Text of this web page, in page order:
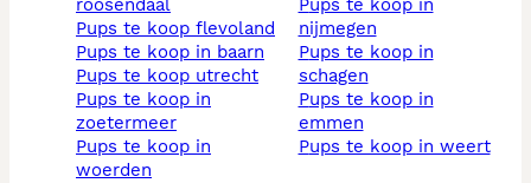
roosendaal
pups te koop flevoland
pups te koop in baarn
pups te koop utrecht
pups te koop in
zoetermeer
pups te koop in
woerden
pups te koop in
nijmegen
pups te koop in
schagen
pups te koop in
emmen
pups te koop in weert